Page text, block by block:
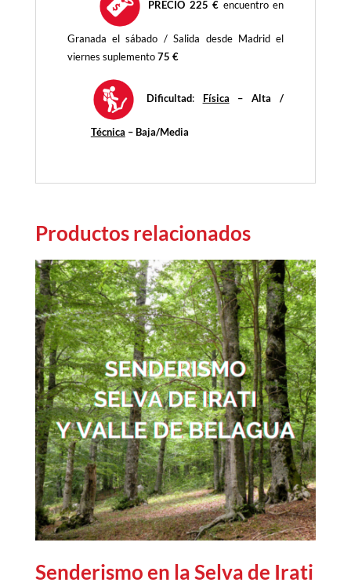
PRECIO 225 € encuentro en
Granada el sábado / Salida desde Madrid el
viernes suplemento75 €
Dificultad: Física – Alta /
Técnica – Baja/Media
Productos relacionados
Senderismo en la Selva de Irati